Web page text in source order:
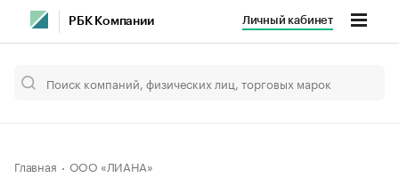
РБК Компании Личный кабинет
Главная ООО «ЛИАНА»